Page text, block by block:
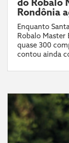
Rondônia
Enquanto
Robalo Master
quase 300
contou ainda